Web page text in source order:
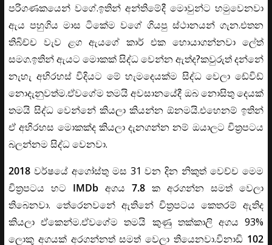
පරිගණකයෙන් වගේ.ඉතින් අන්තිමේදී මොවුන්ට හමුවෙනවා
ඇය පහුගිය මාස ටිකේම වගේ ගියපු ස්ථානයන් ගැන.එතන
තිබිච්ච වැව ළග ඇයගේ කාර් එක හොයාගන්නවා ලේත්
සමග.ඉතින් ඇයට මොකක් සිද්ධ වෙන්න ඇත්ද?කවුරුත් දන්නේ
නැහැ අභිරහස් විදියට මේ හැමදෙයක්ම සිද්ධ වෙලා ඩේවිඩ්
නොදැනුවත්ම.ඒවගේම තමයි අවසානයේදී ඔබ නොසිතු දෙයක්
තමයි සිද්ධ වෙන්නේ කියලා කියන්න ඕනමයි.එහෙනම් ඉතින්
ඒ අභිරහස මොකක්ද කියලා දැනගන්න නම් ඔයාලට චිත්‍රපටය
බලන්නම සිද්ධ වෙනවා.
2018 වර්ෂයේ අගෝස්තු මස 31 වන දින නිකුත් වෙච්ච මෙම
චිත්‍රපටය හට IMDb අගය 7.8 ක අරගන්න සමත් වෙලා
තිබෙනවා. තේරෙනවනේ ඇතිනේ චිත්‍රපටය කෙතරම් ඇතිද
කියලා ඒකෙන්ම.ඒවගේම තමයි කුණු තක්කාලි අගය 93%
ලොකු අගයක් අරගන්නත් සමත් වෙලා තියෙනවා.විනාඩි 102